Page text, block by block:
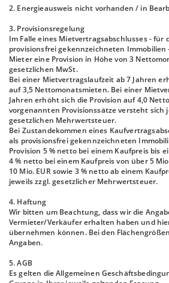
2. Energieausweis nicht vorhanden / in
3. Provisionsregelung
Im Falle eines Mietvertragsabschlusses - für
provisionsfrei gekennzeichneten
Mieter eine Provision in Höhe von 3
gesetzlichen MwSt.
Bei einer Mietvertragslaufzeit ab 7 Jahren
auf 3,5 Nettomonatsmieten. Bei einer
Jahren erhöht sich die Provision auf 4,0
vorgenannten Provisionssätze versteht sich
gesetzlichen Mehrwertsteuer.
Bei Zustandekommen eines
als provisionsfrei gekennzeichneten
Provision 5 % netto bei einem Kaufpreis bis
4 % netto bei einem Kaufpreis von über 5
10 Mio. EUR sowie 3 % netto ab einem
jeweils zzgl. gesetzlicher Mehrwertsteuer.
4. Haftung
Wir bitten um Beachtung, dass wir die
Vermieter/Verkäufer erhalten haben und
übernehmen können. Bei den
Angaben.
5. AGB
Es gelten die Allgemeinen